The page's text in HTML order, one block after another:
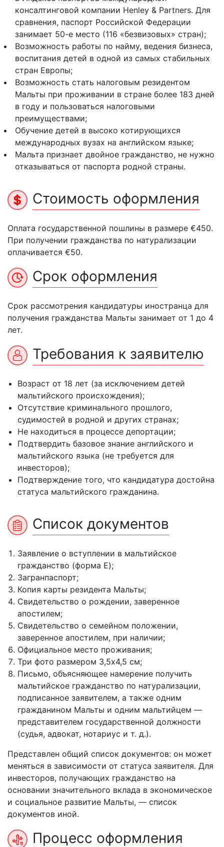
консалтинговой компании Henley & Partners. Для
сравнения, паспорт Российской Федерации
занимает 50-е место (116 «безвизовых» стран);
Возможность работы по найму, ведения бизнеса,
воспитания детей в одной из самых стабильных
стран Европы;
Возможность стать налоговым резидентом
Мальты при проживании в стране более 183 дней
в году и пользоваться налоговыми
преимуществами;
Обучение детей в высоко котирующихся
международных вузах на английском языке;
Мальта признает двойное гражданство, не нужно
отказываться от паспорта родной страны.
Стоимость оформления
Оплата государственной пошлины в размере €450.
При получении гражданства по натурализации
оплачивается €50.
Срок оформления
Срок рассмотрения кандидатуры иностранца для
получения гражданства Мальты занимает от 1 до 4
лет.
Требования к заявителю
Возраст от 18 лет (за исключением детей
мальтийского происхождения);
Отсутствие криминального прошлого,
судимостей в родной и других странах;
Не находиться в процессе депортации;
Подтвердить базовое знание английского и
мальтийского языка (не требуется для
инвесторов);
Подтверждение того, что кандидатура достойна
статуса мальтийского гражданина.
Список документов
Заявление о вступлении в мальтийское
гражданство (форма E);
Загранпаспорт;
Копия карты резидента Мальты;
Свидетельство о рождении, заверенное
апостилем;
Свидетельство о семейном положении,
заверенное апостилем, при наличии;
Официальное место проживания;
Три фото размером 3,5х4,5 см;
Письмо, объясняющее намерение получить
мальтийское гражданство по натурализации,
подписанное заявителем, а также одним
гражданином Мальты и одним мальтийцем —
представителем государственной должности
(судья, адвокат, нотариус и т. д.).
Представлен общий список документов: он может
меняться в зависимости от статуса заявителя. Для
инвесторов, получающих гражданство на
основании значительного вклада в экономическое
и социальное развитие Мальты, — список
документов иной.
Процесс оформления